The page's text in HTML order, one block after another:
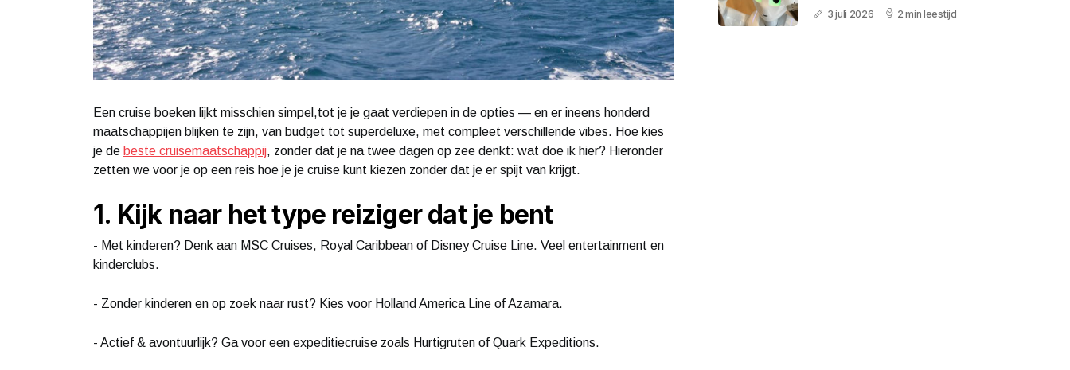
Een cruise boeken lijkt misschien simpel,tot je je gaat verdiepen in de opties — en er ineens honderd
maatschappijen blijken te zijn, van budget tot superdeluxe, met compleet verschillende vibes. Hoe kies
je de beste cruisemaatschappij, zonder dat je na twee dagen op zee denkt: wat doe ik hier? Hieronder
zetten we voor je op een reis hoe je je cruise kunt kiezen zonder dat je er spijt van krijgt.
1. Kijk naar het type reiziger dat je bent
- Met kinderen? Denk aan MSC Cruises, Royal Caribbean of Disney Cruise Line. Veel entertainment en
kinderclubs.
- Zonder kinderen en op zoek naar rust? Kies voor Holland America Line of Azamara.
- Actief & avontuurlijk? Ga voor een expeditiecruise zoals Hurtigruten of Quark Expeditions.
3 juli 2026 2 min leestijd